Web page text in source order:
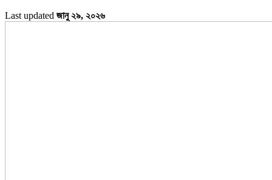
Last updated জানু ২৯, ২০২৬